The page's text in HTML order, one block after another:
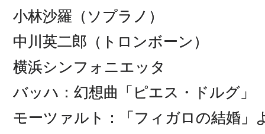
小林沙羅（ソプラノ）
中川英二郎（トロンボーン）
横浜シンフォニエッタ
バッハ：幻想曲「ピエス・ドルグ」
モーツァルト：「フィガロの結婚」